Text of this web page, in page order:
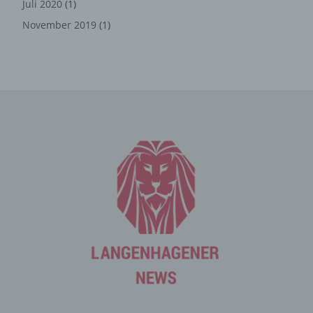
Juli 2020 (1)
November 2019 (1)
Die Internetseite erfasst mit jedem Aufruf der
Internetseite, von welcher ein zugreifendes System auf
unsere Internetseite gelangt (sogenannte Referrer), (4)
die Unterwebseiten, welche über ein zugreifendes
System auf unserer Internetseite angesteuert werden,
(5) das Datum und die Uhrzeit eines Zugriffs auf die
Internetseite, (6) eine Internet-Protokoll-Adresse (IP-
Adresse), (7) der Internet-Service-Provider des
zugreifenden Systems und (8) sonstige ähnliche Daten
Angriffen auf unsere informationstechnologischen